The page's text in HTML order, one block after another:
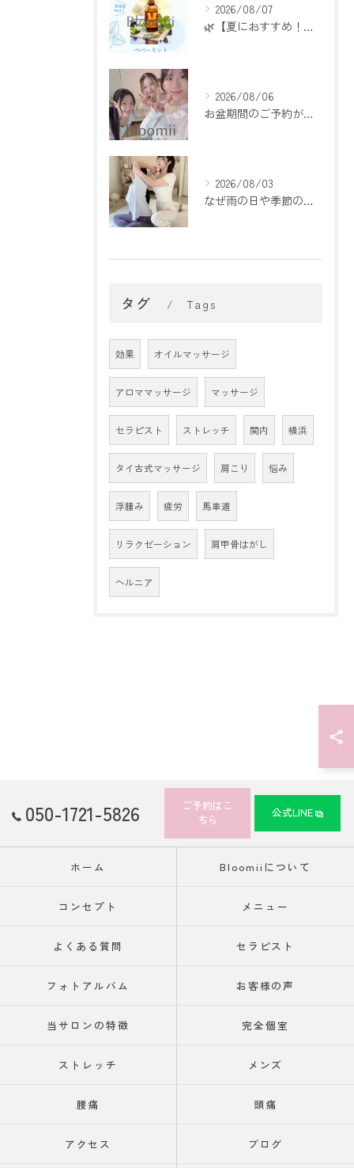
2026/08/07
🌿【夏におすすめ！ペパーミントアロマ】🌿
2026/08/06
お盆期間のご予約が埋まってきております🌻
2026/08/03
なぜ雨の日や季節の変わり目は疲れやすいの？🌿
タグ Tags
効果 オイルマッサージ
アロママッサージ マッサージ
セラピスト ストレッチ 関内 横浜
タイ古式マッサージ 肩こり 悩み
浮腫み 疲労 馬車道
リラクゼーション 肩甲骨はがし
ヘルニア
050-1721-5826
ご予約はこ
ちら
公式LINE
ホーム Bloomiiについて
コンセプト メニュー
よくある質問 セラピスト
フォトアルバム お客様の声
当サロンの特徴 完全個室
ストレッチ メンズ
腰痛 頭痛
アクセス ブログ